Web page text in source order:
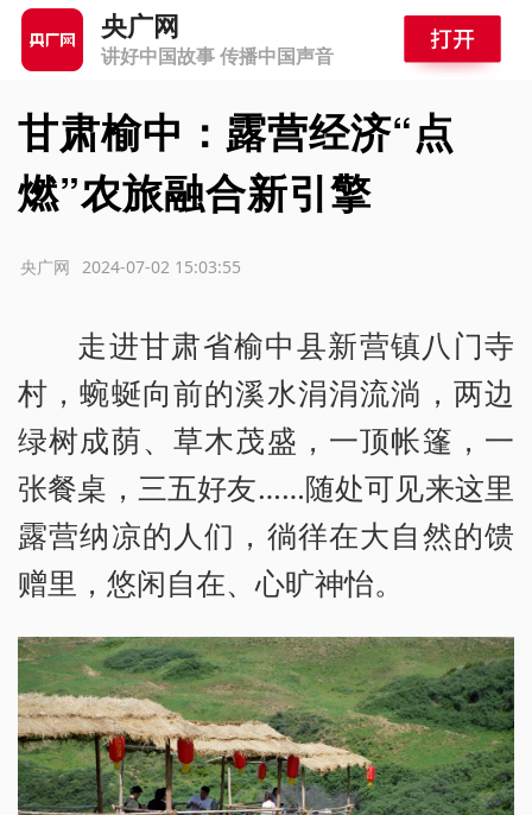
央广网
讲好中国故事 传播中国声音
甘肃榆中：露营经济“点
燃”农旅融合新引擎
2024-07-02 15:03:55
央广网
走进甘肃省榆中县新营镇八门寺
村，蜿蜒向前的溪水涓涓流淌，两边
绿树成荫、草木茂盛，一顶帐篷，一
张餐桌，三五好友……随处可见来这里
露营纳凉的人们，徜徉在大自然的馈
赠里，悠闲自在、心旷神怡。